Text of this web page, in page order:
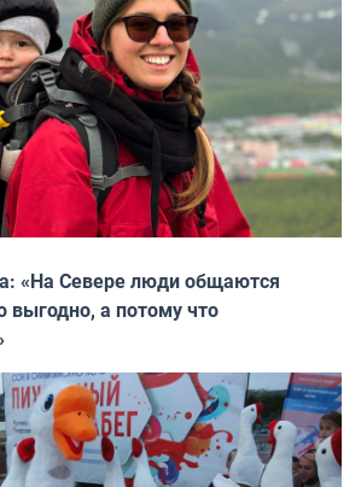
«На Севере люди общаются
выгодно, а потому что